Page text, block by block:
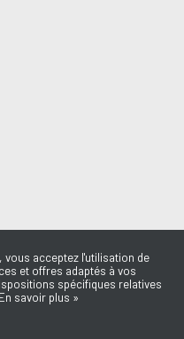
vous acceptez l'utilisation de
et offres adaptés à vos
spécifiques relatives
savoir plus »